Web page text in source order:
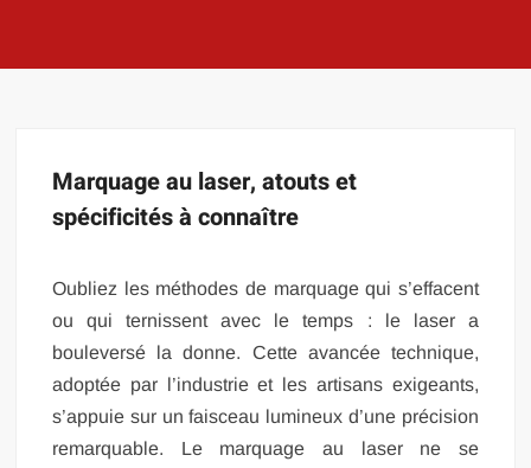
Marquage au laser, atouts et
spécificités à connaître
Oubliez les méthodes de marquage qui s’effacent
ou qui ternissent avec le temps : le laser a
bouleversé la donne. Cette avancée technique,
adoptée par l’industrie et les artisans exigeants,
s’appuie sur un faisceau lumineux d’une précision
remarquable. Le marquage au laser ne se